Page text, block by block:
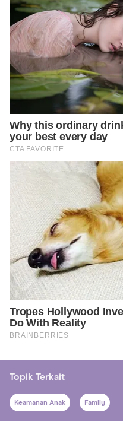
Topik Terkait
Keamanan Anak Family